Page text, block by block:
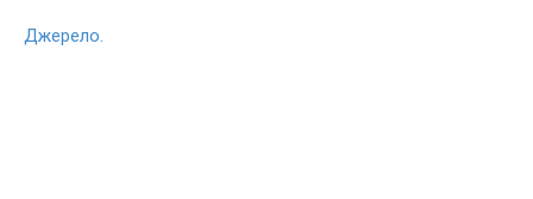
Джерело.